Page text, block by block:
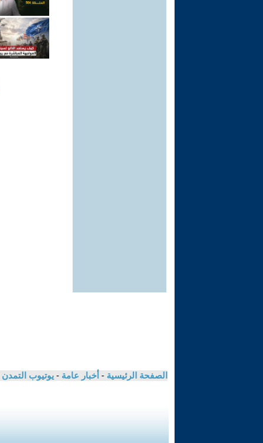
الصفحة الرئيسية - أخبار عامة - يوتيوب التمدن